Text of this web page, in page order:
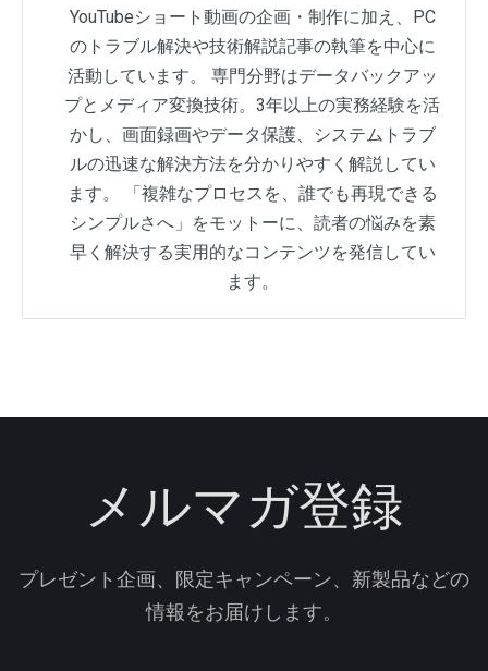
YouTubeショート動画の企画・制作に加え、PC
のトラブル解決や技術解説記事の執筆を中心に
活動しています。 専門分野はデータバックアッ
プとメディア変換技術。3年以上の実務経験を活
かし、画面録画やデータ保護、システムトラブ
ルの迅速な解決方法を分かりやすく解説してい
ます。 「複雑なプロセスを、誰でも再現できる
シンプルさへ」をモットーに、読者の悩みを素
早く解決する実用的なコンテンツを発信してい
ます。
メルマガ登録
プレゼント企画、限定キャンペーン、新製品などの
情報をお届けします。